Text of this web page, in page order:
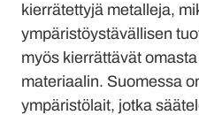
kierrätettyjä metalleja,
ympäristöystävällisen
myös kierrättävät
materiaalin. Suomessa
ympäristölait, jotka